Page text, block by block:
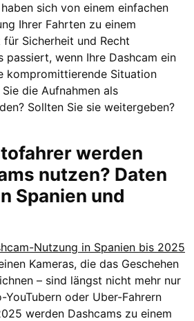
sich von einem einfachen
Ihrer Fahrten zu einem
Sicherheit und Recht
wenn Ihre Dashcam ein
kompromittierende Situation
die Aufnahmen als
Sollten Sie sie weitergeben?
werden
nutzen? Daten
Spanien und
Kameras, die das Geschehen
– sind längst nicht mehr nur
oder Uber-Fahrern
werden Dashcams zu einem